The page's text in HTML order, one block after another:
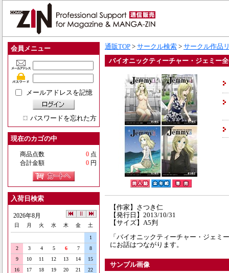
会員メニュー
メールアドレスを記憶
パスワードを忘れた方
現在のカゴの中
商品点数 0 点
合計金額
0 円
入荷日検索
2026年8月
日 月 火 水 木 金 土
1
2
3 4 5 6 7
8
9
10 11 12 13 14
15
16
17 18 19 20 21
22
通販TOP > サークル検索 > サークル作品
バイオニックティーチャー・ジェミー
【作家】さつき仁
【発行日】2013/10/31
【サイズ】A5判
「バイオニックティーチャー・ジェミ
にお話はつながります。
サンプル画像